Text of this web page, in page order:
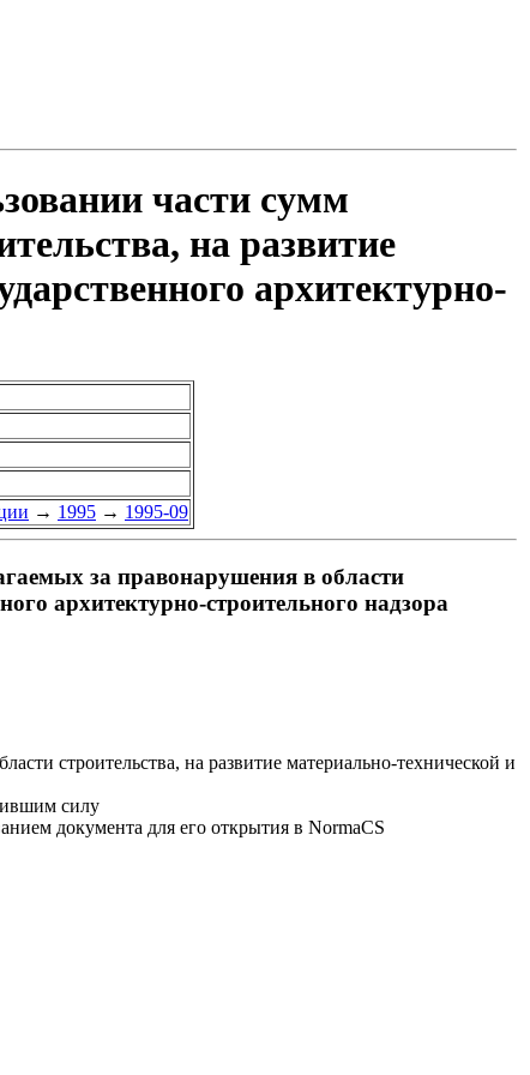
части сумм
на развитие
архитектурно-
→ 1995 → 1995-09
за правонарушения в области
архитектурно-строительного надзора
строительства, на развитие материально-технической и
силу
документа для его открытия в NormaCS